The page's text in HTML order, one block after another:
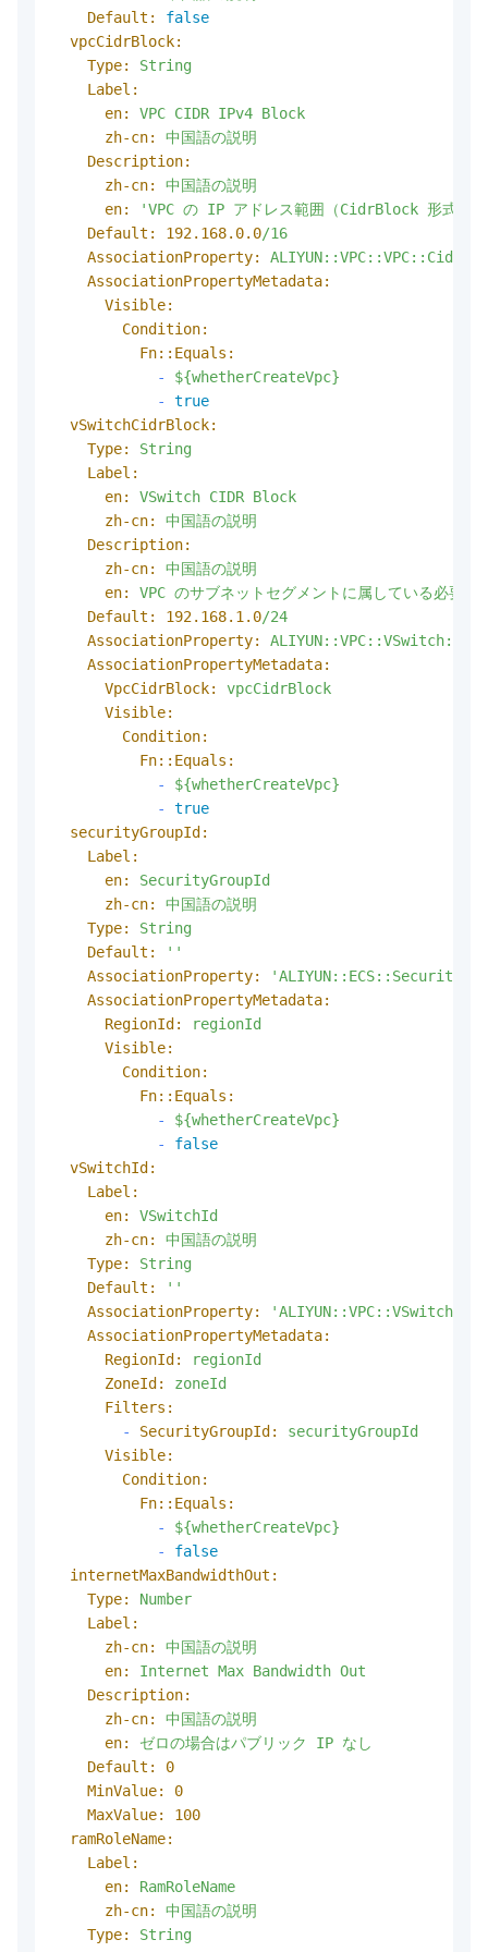
Default:
false
vpcCidrBlock:
Type:
String
Label:
en:
VPC CIDR IPv4 Block
zh-cn:
中国語の説明
Description:
zh-cn:
中国語の説明
en:
'VPC の IP アドレス範囲（CidrBlock 形式）
Default:
192.168.0.0/16
AssociationProperty:
AssociationPropertyMetadata:
Visible:
Condition:
Fn::Equals:
-
${whetherCreateVpc}
-
true
vSwitchCidrBlock:
Type:
String
Label:
en:
VSwitch CIDR Block
zh-cn:
中国語の説明
Description:
zh-cn:
中国語の説明
en:
VPC のサブネットセグメントに属している必要が
Default:
192.168.1 .0/24
AssociationProperty:
AssociationPropertyMetadata:
VpcCidrBlock:
vpcCidrBlock
Visible:
Condition:
Fn::Equals:
-
${whetherCreateVpc}
-
true
securityGroupId:
Label:
en:
SecurityGroupId
zh-cn:
中国語の説明
Type:
String
Default:
''
AssociationProperty:
AssociationPropertyMetadata:
RegionId:
regionId
Visible:
Condition:
Fn::Equals:
-
${whetherCreateVpc}
-
false
vSwitchId:
Label:
en:
VSwitchId
zh-cn:
中国語の説明
Type:
String
Default:
''
AssociationProperty:
AssociationPropertyMetadata:
RegionId:
regionId
ZoneId:
zoneId
Filters:
-
SecurityGroupId:
securityGroupId
Visible:
Condition:
Fn::Equals:
-
${whetherCreateVpc}
-
false
internetMaxBandwidthOut:
Type:
Number
Label:
zh-cn:
中国語の説明
en:
Internet Max Bandwidth Out
Description:
zh-cn:
中国語の説明
en:
ゼロの場合はパブリック IP なし
Default:
0
MinValue:
0
MaxValue:
100
ramRoleName:
Label:
en:
RamRoleName
zh-cn:
中国語の説明
Type:
String